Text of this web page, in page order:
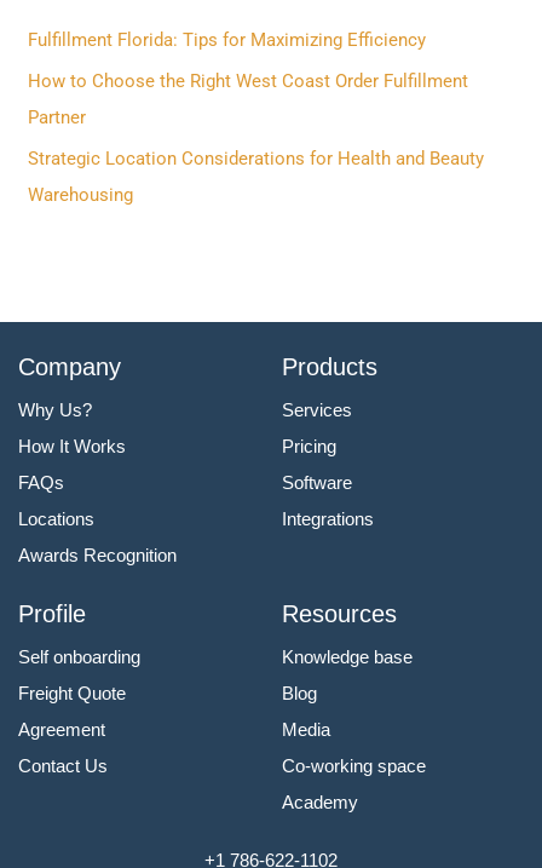
f
o
r
:
Fulfillment Florida: Tips for Maximizing Efficiency
How to Choose the Right West Coast Order Fulfillment
Partner
Strategic Location Considerations for Health and Beauty
Warehousing
Company
Why Us?
How It Works
FAQs
Locations
Awards Recognition
Products
Services
Pricing
Software
Integrations
Profile
Self onboarding
Freight Quote
Agreement
Contact Us
Resources
Knowledge base
Blog
Media
Co-working space
Academy
+1 786-622-1102